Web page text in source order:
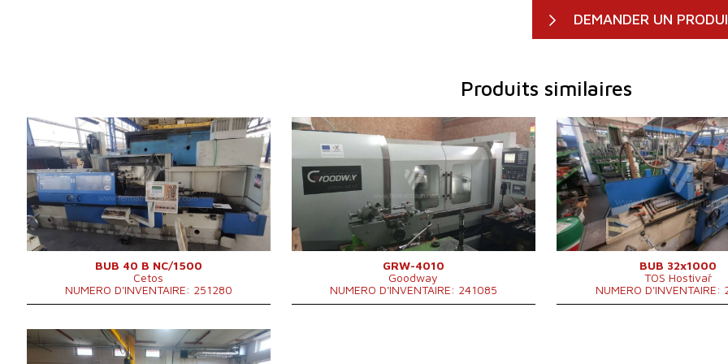
DEMANDER UN
Produits similaires
Année de production:
2004
Système de contrôle
OUI
Système de contrôle Siemens
Simatic OP17
Max. diamètre a meulager
400 mm
Longueur maxi de meulage
1500 mm
Poids maxi de la piece a usiner500 kg
Equipement pour meulage
intérieure
OUI
Poids totale de la machine
9200 kg
Dimensions hors tout
6220x2760x1950
BUB 40 B NC/1500
Cetos
NUMERO D'INVENTAIRE: 251280
Année de production:
2018
Système de contrôle
OUI
Système de contrôle Mitsubishi
M 70
Max. diamètre a meulager
400 mm
Longueur maxi de meulage
1000 mm
Poids maxi de la piece a usiner
750 kg
Equipement pour meulage intérieureNON
GRW-4010
Goodway
NUMERO D'INVENTAIRE: 241085
Année de production:
1993
Système de contrôle
NON
Max. diamètre a meulager
320
Longueur maxi de meulage
Poids maxi de la piece a usiner350
Equipement pour meulage
intérieure
OUI
Dimensions hors tout
mm
Poids totale de la machine
5300
BUB 32x1000
TOS Hostivař
NUMERO D'INVENTAIRE:
Année de production:
2007
Système de contrôle
OUI